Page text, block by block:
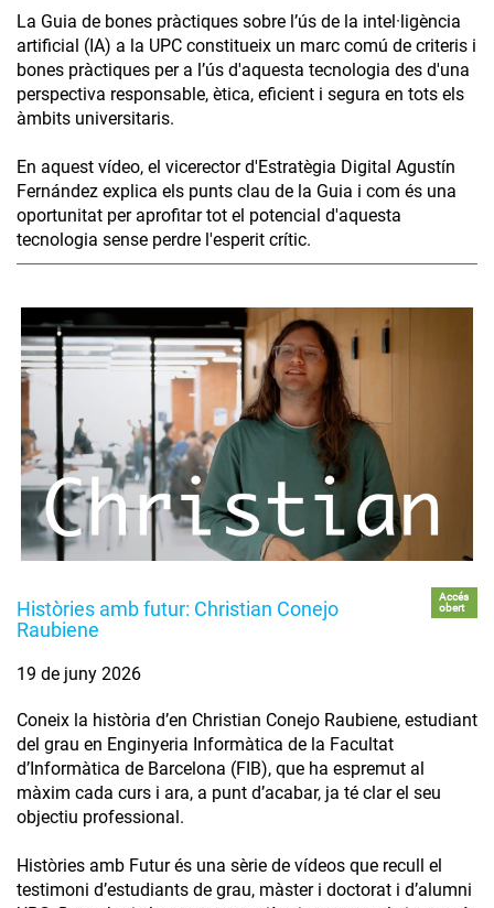
La Guia de bones pràctiques sobre l’ús de la intel·ligència
artificial (IA) a la UPC constitueix un marc comú de criteris i
bones pràctiques per a l’ús d'aquesta tecnologia des d'una
perspectiva responsable, ètica, eficient i segura en tots els
àmbits universitaris.
En aquest vídeo, el vicerector d'Estratègia Digital Agustín
Fernández explica els punts clau de la Guia i com és una
oportunitat per aprofitar tot el potencial d'aquesta
tecnologia sense perdre l'esperit crític.
Històries amb futur: Christian Conejo
Raubiene
Accés
obert
19 de juny 2026
Coneix la història d’en Christian Conejo Raubiene, estudiant
del grau en Enginyeria Informàtica de la Facultat
d’Informàtica de Barcelona (FIB), que ha espremut al
màxim cada curs i ara, a punt d’acabar, ja té clar el seu
objectiu professional.
Històries amb Futur és una sèrie de vídeos que recull el
testimoni d’estudiants de grau, màster i doctorat i d’alumni